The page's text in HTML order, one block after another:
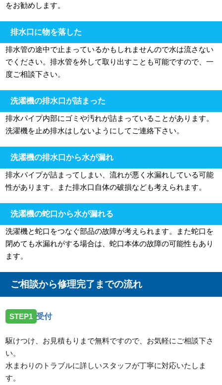
をお勧めします。
排水口に物を落した
排水管の途中で止まっているかもしれませんので水は流さない
でください。排水管を外して取り出すことも可能ですので、一
度ご相談下さい。
洗濯機の排水口が詰まった
排水パイプ内部にゴミや汚れが詰まっていることがあります。
洗濯機を止め排水はしないようにしてご連絡下さい。
洗濯機の排水口から水が漏れ
排水パイプが詰まってしまい、流れが悪く水漏れしている可能
性があります。また排水口自体の破損なども考えられます。
洗濯機の蛇口から水が漏れる
洗濯機と蛇口をつなぐ部品の故障が考えられます。また蛇口を
閉めても水漏れがする場合は、蛇口本体の故障の可能性もあり
ます。
ご相談から修理完了までの流れ
STEP1 受付
駆けつけ、お見積もりまで無料ですので、お気軽にご相談下さ
い。
水まわりのトラブルに詳しいスタッフが丁寧に対応いたしま
す。